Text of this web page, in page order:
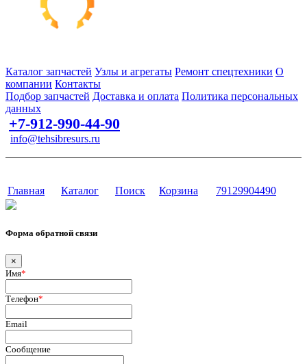
Каталог запчастей Узлы и агрегаты Ремонт спецтехники О
компании Контакты
Подбор запчастей Доставка и оплата Политика персональных
данных
+7-912-990-44-90
info@tehsibresurs.ru
Главная Каталог Поиск Корзина 79129904490
Форма обратной связи
×
Имя*
Телефон*
Email
Сообщение